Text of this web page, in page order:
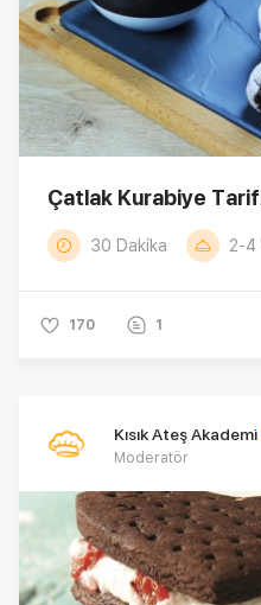
Çatlak Kurabiye
30 Dakika 2-4
170 1
Kısık Ateş Akademi
Moderatör